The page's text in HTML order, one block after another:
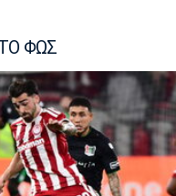
από την
«Βρισκόμαστε σε
ΦΩΣ